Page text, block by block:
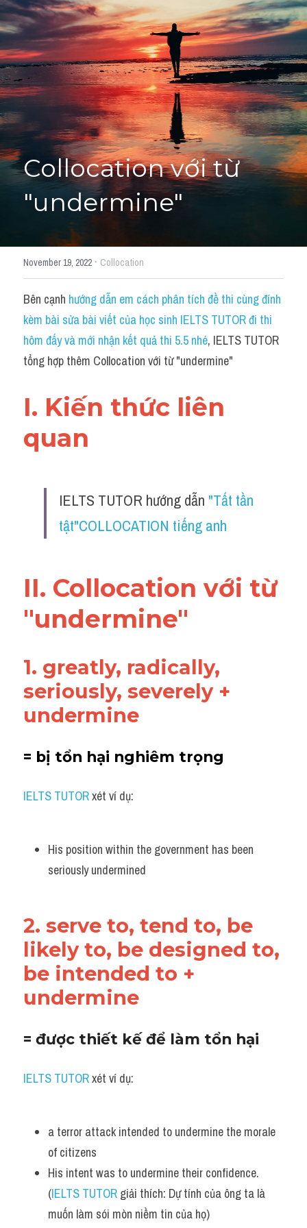
Giải đề thi từng câu
Lời khuyên
Giải đề thi
Academic words
Phrase
Phrasal Verb
Idioms đồng nghĩa
Idioms trái nghĩa
Antonym
Idiom
Grammar
Word form
Cách dùng từ
Đề thi thật Task 2
Speaking
Reading
Vocabulary
HỌC THỬ
Collocation với từ
"undermine"
November 19, 2022 · Collocation
Bên cạnh hướng dẫn em cách phân tích đề thi cùng đính
kèm bài sửa bài viết của học sinh IELTS TUTOR đi thi
hôm đấy và mới nhận kết quả thi 5.5 nhé, IELTS TUTOR
tổng hợp thêm Collocation với từ "undermine"
I. Kiến thức liên
quan
IELTS TUTOR hướng dẫn "Tất tần
tật"COLLOCATION tiếng anh
II. Collocation với từ
"undermine"
1. greatly, radically,
seriously, severely +
undermine
= bị tổn hại nghiêm trọng
IELTS TUTOR xét ví dụ:
His position within the government has been
seriously undermined
2. serve to, tend to, be
likely to, be designed to,
be intended to +
undermine
= được thiết kế để làm tổn hại
IELTS TUTOR xét ví dụ:
a terror attack intended to undermine the morale
of citizens
His intent was to undermine their confidence.
(IELTS TUTOR giải thích: Dự tính của ông ta là
muốn làm sói mòn niềm tin của họ)